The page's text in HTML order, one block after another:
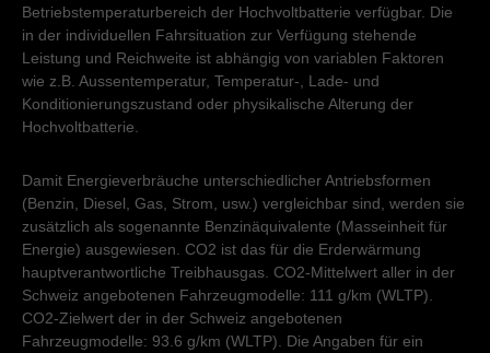
Betriebstemperaturbereich der Hochvoltbatterie verfügbar. Die
in der individuellen Fahrsituation zur Verfügung stehende
Leistung und Reichweite ist abhängig von variablen Faktoren
wie z.B. Aussentemperatur, Temperatur-, Lade- und
Konditionierungszustand oder physikalische Alterung der
Hochvoltbatterie.
Damit Energieverbräuche unterschiedlicher Antriebsformen
(Benzin, Diesel, Gas, Strom, usw.) vergleichbar sind, werden sie
zusätzlich als sogenannte Benzinäquivalente (Masseinheit für
Energie) ausgewiesen. CO2 ist das für die Erderwärmung
hauptverantwortliche Treibhausgas. CO2-Mittelwert aller in der
Schweiz angebotenen Fahrzeugmodelle: 111 g/km (WLTP).
CO2-Zielwert der in der Schweiz angebotenen
Fahrzeugmodelle: 93.6 g/km (WLTP). Die Angaben für ein